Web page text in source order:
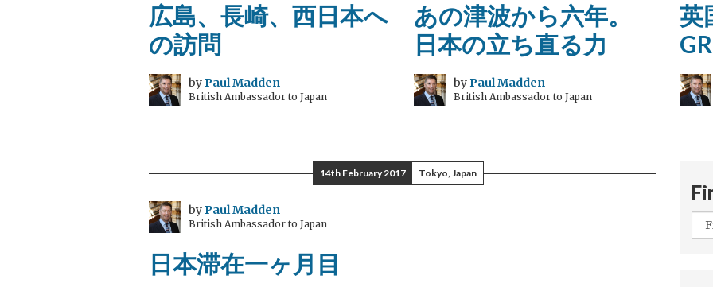
広島、長崎、西日本へ
の訪問
byPaul Madden
British Ambassador to Japan
あの津波から六年。
日本の立ち直る力
byPaul Madden
British Ambassador to Japan
英
14th February 2017 Tokyo, Japan
byPaul Madden
British Ambassador to Japan
日本滞在一ヶ月目